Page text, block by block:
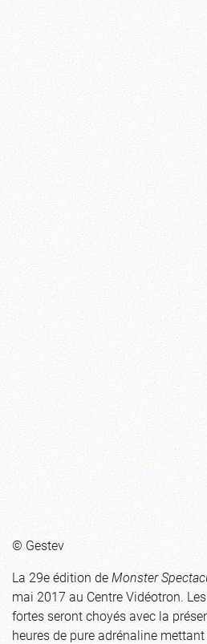
© Gestev
La 29e édition deMonster
mai 2017 au Centre Vidéotron.
fortes seront choyés avec la
heures de pure adrénaline